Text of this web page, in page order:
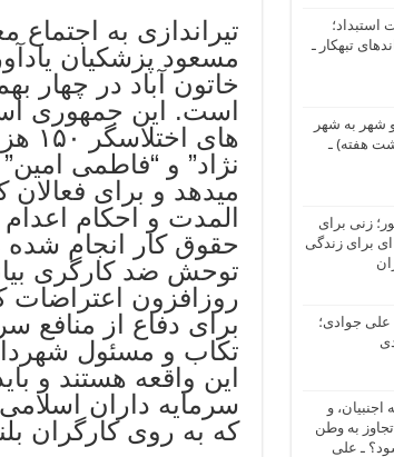
تیراندازی به
مسعود پزشکیان
است. این جمهوری
نژاد” و “فاطمی
میدهد و برای
المدت و احکام
حقوق کار انجام شده
توحش ضد کارگری
روزافزون
برای دفاع از
تکاب و مسئول
این واقعه هستند و
سرمایه داران
که به روی کارگران
تبهکار ـ
شهر به شهر
هفته) ـ
زنی برای
برای زندگی
علی جوادی؛
و
به وطن
ـ علی